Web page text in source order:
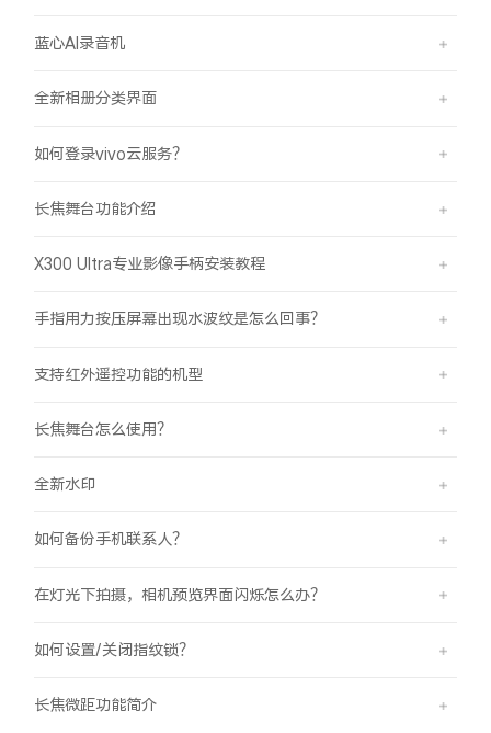
蓝心AI录音机
全新相册分类界面
如何登录vivo云服务？
长焦舞台功能介绍
X300 Ultra专业影像手柄安装教程
手指用力按压屏幕出现水波纹是怎么回事？
支持红外遥控功能的机型
长焦舞台怎么使用？
全新水印
如何备份手机联系人？
在灯光下拍摄，相机预览界面闪烁怎么办？
如何设置/关闭指纹锁？
长焦微距功能简介